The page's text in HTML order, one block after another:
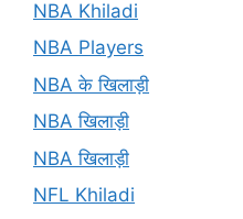
NBA Khiladi
NBA Players
NBA के खिलाड़ी
NBA खिलाड़ी
NBA खिलाड़ी
NFL Khiladi